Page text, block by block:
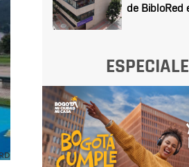
de BibloRed